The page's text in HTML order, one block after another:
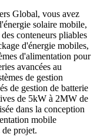
Global, vous avez
solaire mobile,
conteneurs pliables
d'énergie mobiles,
d'alimentation pour
avancées au
de gestion
de gestion de batterie
de 5kW à 2MW de
dans la conception
mobile
de projet.